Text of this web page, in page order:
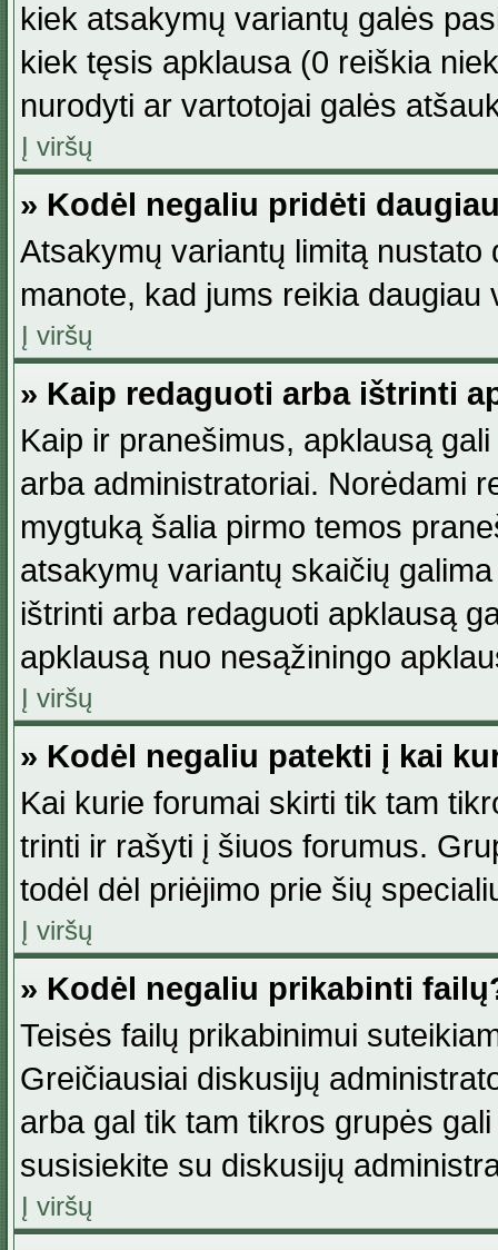
kiek atsakymų variantų galės
kiek tęsis apklausa (0 reiškia
nurodyti ar vartotojai galės
Į viršų
» Kodėl negaliu pridėti
Atsakymų variantų limitą
manote, kad jums reikia daugiau
Į viršų
» Kaip redaguoti arba ištrinti
Kaip ir pranešimus, apklausą
arba administratoriai. Norėdami
mygtuką šalia pirmo temos
atsakymų variantų skaičių
ištrinti arba redaguoti apklausą
apklausą nuo nesąžiningo
Į viršų
» Kodėl negaliu patekti į kai
Kai kurie forumai skirti tik tam
trinti ir rašyti į šiuos forumus.
todėl dėl priėjimo prie šių
Į viršų
» Kodėl negaliu prikabinti
Teisės failų prikabinimui
Greičiausiai diskusijų
arba gal tik tam tikros grupės
susisiekite su diskusijų
Į viršų